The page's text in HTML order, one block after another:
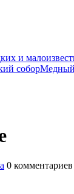
и
собор
0 комментариев